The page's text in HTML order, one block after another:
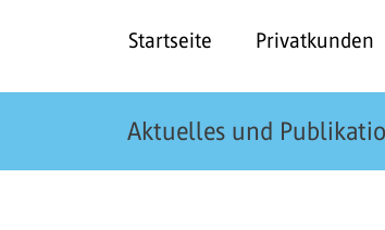
Startseite Privatkunden
Aktuelles und